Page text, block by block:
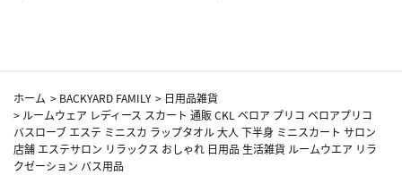
ホーム > BACKYARD FAMILY > 日用品雑貨
> ルームウェア レディース スカート 通販 CKL ベロア プリコ ベロアプリコ
バスローブ エステ ミニスカ ラップタオル 大人 下半身 ミニスカート サロン
店舗 エステサロン リラックス おしゃれ 日用品 生活雑貨 ルームウエア リラ
クゼーション バス用品